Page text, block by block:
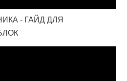
- ГАЙД ДЛЯ